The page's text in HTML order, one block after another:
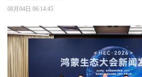
08月04日 06:14:45